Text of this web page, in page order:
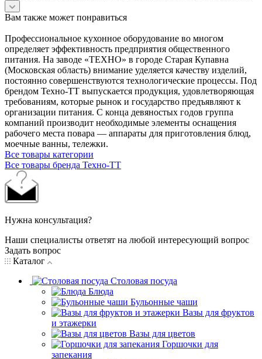
Вам также может понравиться
Профессиональное кухонное оборудование во многом
определяет эффективность предприятия общественного
питания. На заводе «ТЕХНО» в городе Старая Купавна
(Московская область) внимание уделяется качеству изделий,
постоянно совершенствуются технологические процессы. Под
брендом Техно-ТТ выпускается продукция, удовлетворяющая
требованиям, которые рынок и государство предъявляют к
организации питания. С конца девяностых годов группа
компаний производит необходимые элементы оснащения
рабочего места повара — аппараты для приготовления блюд,
моечные ванны, тележки.
Все товары категории
Все товары бренда Техно-ТТ
Нужна консультация?
Наши специалисты ответят на любой интересующий вопрос
Задать вопрос
Каталог
Столовая посуда
Блюда
Бульонные чаши
Вазы для фруктов
и этажерки
Вазы для цветов
Горшочки для
запекания